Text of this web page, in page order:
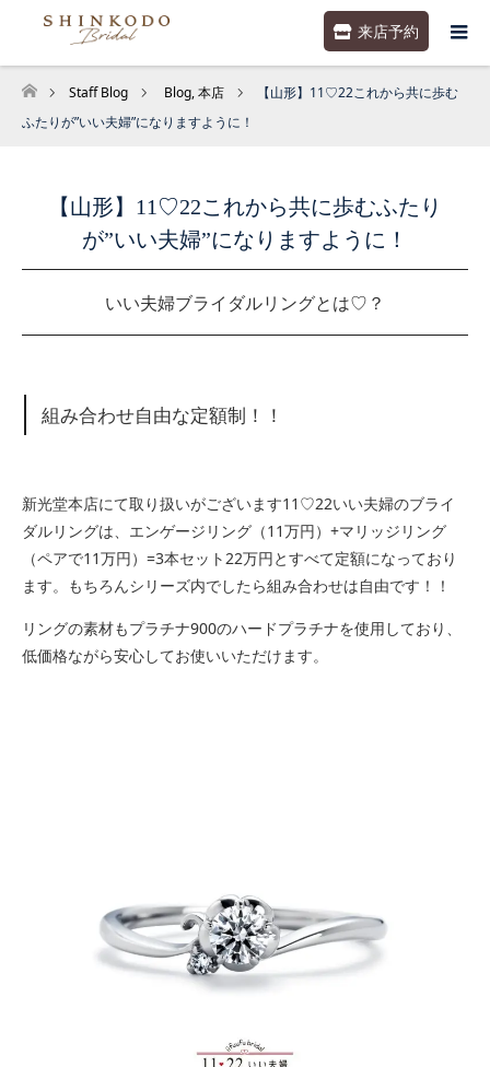
来店予約
ホーム
Staff Blog Blog,本店
【山形】11♡22これから共に歩む
ふたりが”いい夫婦”になりますように！
【山形】11♡22これから共に歩むふたり
が”いい夫婦”になりますように！
いい夫婦ブライダルリングとは♡？
組み合わせ自由な定額制！！
新光堂本店にて取り扱いがございます11♡22いい夫婦のブライ
ダルリングは、エンゲージリング（11万円）+マリッジリング
（ペアで11万円）=3本セット22万円とすべて定額になっており
ます。もちろんシリーズ内でしたら組み合わせは自由です！！
リングの素材もプラチナ900のハードプラチナを使用しており、
低価格ながら安心してお使いいただけます。